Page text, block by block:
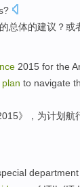
?
的总体的建议 ？或
2015 for the
plan to navigate
》， 为计划航
department